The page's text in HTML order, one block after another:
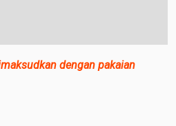
dengan pakaian